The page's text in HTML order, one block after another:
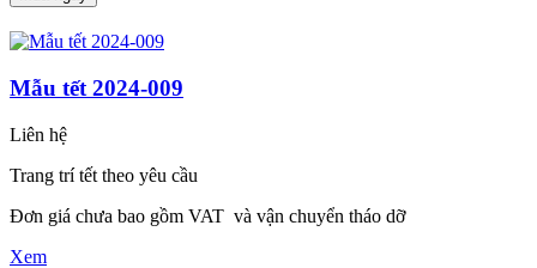
Mẫu tết 2024-009
Liên hệ
Trang trí tết theo yêu cầu
Đơn giá chưa bao gồm VAT và vận chuyển tháo dỡ
Xem